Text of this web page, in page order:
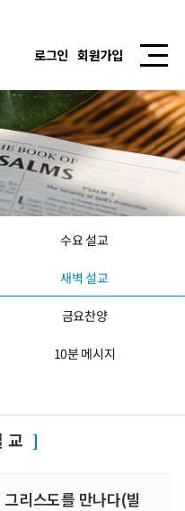
로그인 회원가입
수요 설교
새벽 설교
금요찬양
10분 메시지
리스도를 만나다(빌